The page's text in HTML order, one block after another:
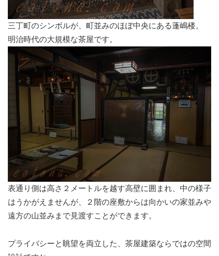
三丁町のシンボルが、町並みのほぼ中央にある蓬嶋楼。
明治時代の大規模な茶屋です。
表通り側は高さ２メートルを越す高壁に囲まれ、中の様子
はうかがえませんが、２階の座敷からは向かいの家並みや
遠方の山並みまで見渡すことができます。
プライバシーと眺望を両立した、茶屋建築ならではの空間